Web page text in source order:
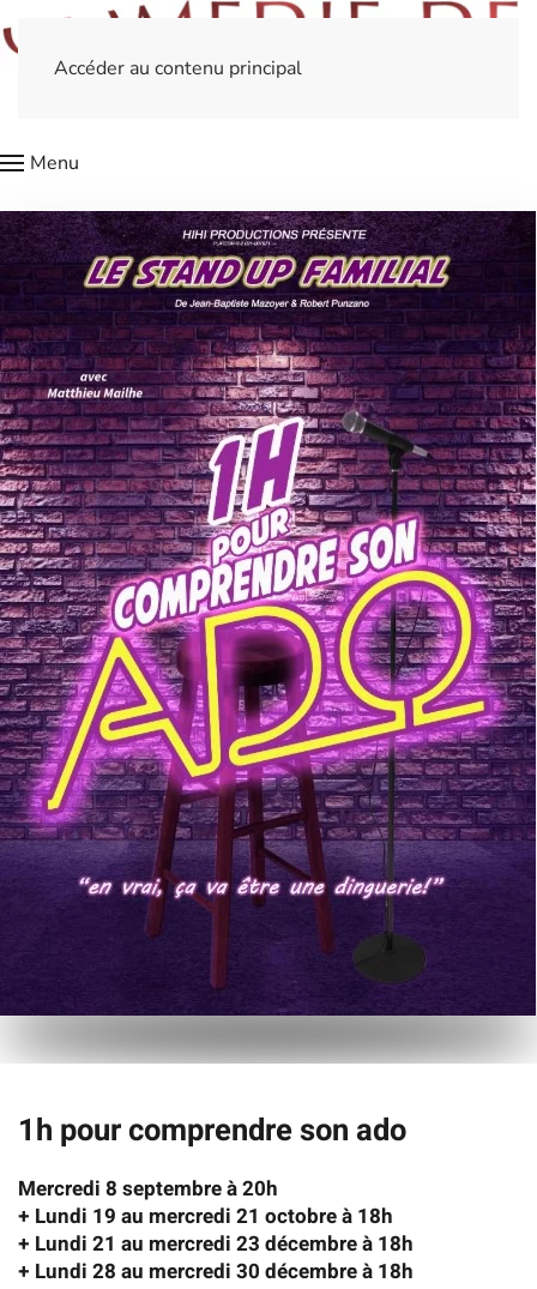
Accéder au contenu principal
Menu
1h pour comprendre son ado
Mercredi 8 septembre à 20h
+ Lundi 19 au mercredi 21 octobre à 18h
+ Lundi 21 au mercredi 23 décembre à 18h
+ Lundi 28 au mercredi 30 décembre à 18h